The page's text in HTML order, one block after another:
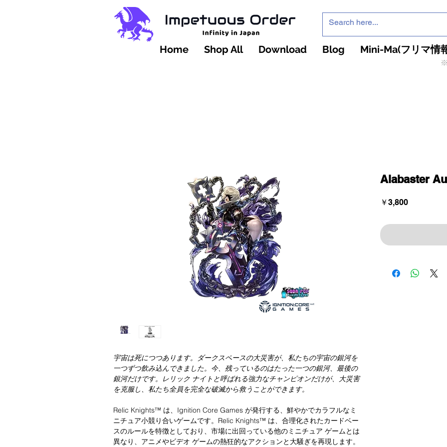
Home Shop All Download Blog Mini-Ma(フリマ情
宇宙は死につつあります。ダークスペースの大災害が、私たちの宇宙の銀河を
一つずつ飲み込んできました。今、残っているのはたった一つの銀河、最後の
銀河だけです。レリック ナイトと呼ばれる強力なチャンピオンだけが、大災害
を克服し、私たち全員を完全な破滅から救うことができます。
Relic Knights™ は、Ignition Core Games が発行する、鮮やかでカラフルなミ
ニチュア小競り合いゲームです。Relic Knights™ は、合理化されたカードベー
スのルールを特徴としており、市場に出回っている他のミニチュア ゲームとは
異なり、アニメやビデオ ゲームの熱狂的なアクションと大騒ぎを再現します。
Alabaster
￥3,800価